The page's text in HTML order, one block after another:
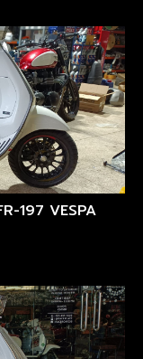
197 VESPA